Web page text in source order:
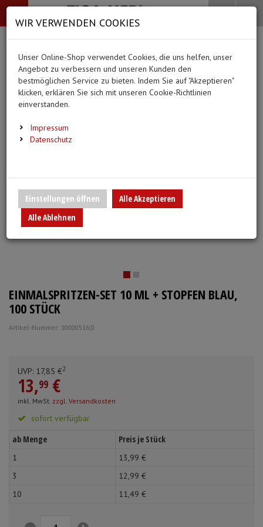
-->
Bekleidung
Alle Kategorien
BEKLEIDUNG
Überschuhe
Hauben
Ärmelschoner
Medizinische Hilfsmittel
Alle Kategorien
MEDIZINISCHE HILFSMITTEL (44
Ergebnisse)
Alle anzeigen
Infusion/Transfusion
Urinbeutel/Beinbeutel
Sauerstoffartikel
Spritzen, Kanülen & Zubehör
Pflege & Alltag
Alle Kategorien
PFLEGE & ALLTAG
Medikation
Urinflaschen &
Unterlagen und
Alle Kategorien
DIAGNOSTIK &
EKG-Elektroden &
Fieberthermometer
Merkzettel
Ihr Warenkorb ist momentan leer.
Ergebnisse () Fertig
Menü Search
EINMALSPRITZEN-SET 10 ML + STOPFEN BLAU,
100 STÜCK
Artikel-Nummer: 10000516;0
UVP: 17,85 €2
13,99 €
inkl. MwSt. zzgl. Versandkosten
sofort verfügbar
ab Menge Preis je Stück
1 13,99 €
3
12,99 €
10
11,49 €
WIR VERWENDEN COOKIES
Unser Online-Shop verwendet Cookies, die uns helfen, unser
Angebot zu verbessern und unseren Kunden den
bestmöglichen Service zu bieten. Indem Sie auf "Akzeptieren"
klicken, erklären Sie sich mit unseren Cookie-Richtlinien
einverstanden.
Impressum
Datenschutz
Einstellungen öffnen
Alle Akzeptieren
Alle Ablehnen